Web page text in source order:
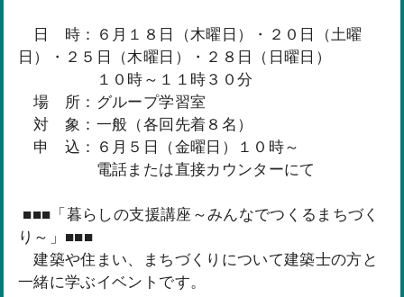
日 時：６月１８日（木曜日）・２０日（土曜
日）・２５日（木曜日）・２８日（日曜日）
１０時～１１時３０分
場 所：グループ学習室
対 象：一般（各回先着８名）
申 込：６月５日（金曜日）１０時～
電話または直接カウンターにて
■■■「暮らしの支援講座～みんなでつくるまちづく
り～」■■■
建築や住まい、まちづくりについて建築士の方と
一緒に学ぶイベントです。